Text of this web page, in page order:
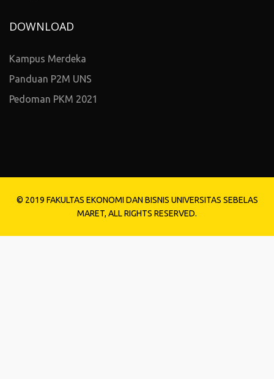
DOWNLOAD
Kampus Merdeka
Panduan P2M UNS
Pedoman PKM 2021
© 2019 FAKULTAS EKONOMI DAN BISNIS UNIVERSITAS SEBELAS
MARET, ALL RIGHTS RESERVED.